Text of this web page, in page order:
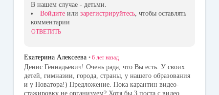
В нашем случае - детьми.
Войдите или зарегистрируйтесь , чтобы оставлять
комментарии
ОТВЕТИТЬ
Екатерина Алексеева • 6 лет назад
Денис Геннадьевич! Очень рада, что Вы есть. У своих
детей, гимназии, города, страны, у нашего образования
и у Новатора!) Предложение. Пока карантин видео-
стажировку не организуем? Хотя бы 3 поста с видео